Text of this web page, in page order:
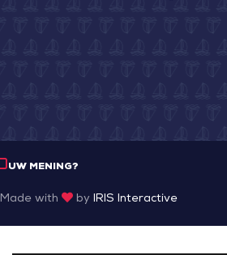
UW MENING?
Made with by IRIS Interactive